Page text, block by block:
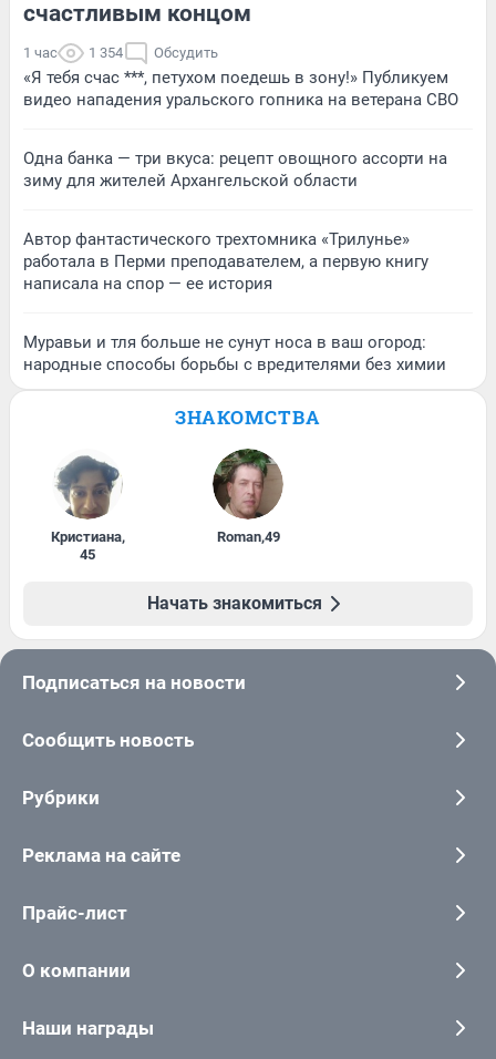
счастливым концом
1 час 1 354 Обсудить
«Я тебя счас ***, петухом поедешь в зону!» Публикуем
видео нападения уральского гопника на ветерана СВО
Одна банка — три вкуса: рецепт овощного ассорти на
зиму для жителей Архангельской области
Автор фантастического трехтомника «Трилунье»
работала в Перми преподавателем, а первую книгу
написала на спор — ее история
Муравьи и тля больше не сунут носа в ваш огород:
народные способы борьбы с вредителями без химии
ЗНАКОМСТВА
Кристиана,
45
Roman,49
Начать знакомиться
Подписаться на новости
Сообщить новость
Рубрики
Реклама на сайте
Прайс-лист
О компании
Наши награды